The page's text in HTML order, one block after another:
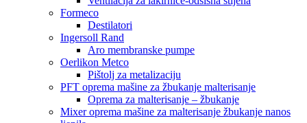
Formeco
Destilatori
Ingersoll Rand
Aro membranske pumpe
Oerlikon Metco
Pištolj za metalizaciju
PFT oprema mašine za žbukanje malterisanje
Oprema za malterisanje – žbukanje
Mixer oprema mašine za malterisanje žbukanje nanos